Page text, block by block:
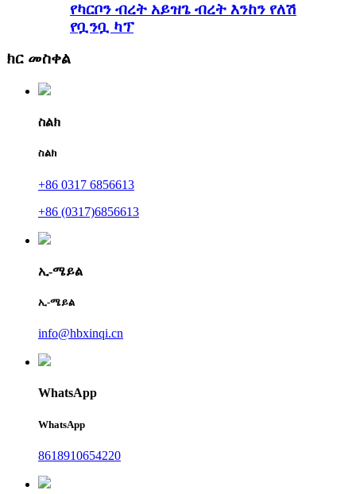
የካርቦን ብረት አይዝጌ ብረት እንከን የለሽ
የቧንቧ ካፕ
ክር መስቀል
ስልክ
ስልክ
+86 0317 6856613
+86 (0317)6856613
ኢ-ሜይል
ኢ-ሜይል
info@hbxinqi.cn
WhatsApp
WhatsApp
8618910654220